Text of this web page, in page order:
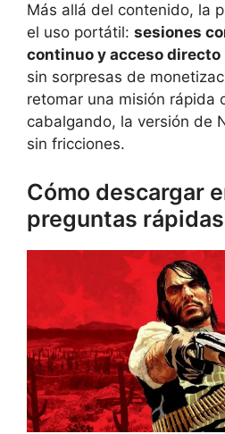
Más allá del contenido, la
el uso portátil: sesiones
continuo y acceso directo
sin sorpresas de
retomar una misión rápida
cabalgando, la versión de
sin fricciones.
Cómo descargar
preguntas rápidas